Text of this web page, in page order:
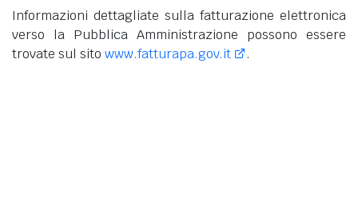
Informazioni dettagliate sulla fatturazione elettronica
verso la Pubblica Amministrazione possono essere
trovate sul sito www.fatturapa.gov.it .